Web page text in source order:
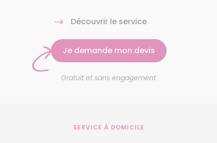
Découvrir le service
Je demande mon devis
Gratuit et sans engagement
SERVICE À DOMICILE